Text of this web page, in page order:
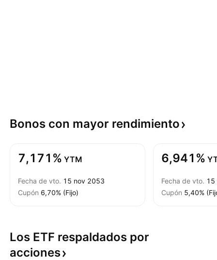
Bonos con mayor rendimiento
7,171% YTM
Fecha de vto. 15 nov 2053
Cupón 6,70% (Fijo)
6,941%
Fecha de vto. 15
Cupón 5,40%
Los ETF respaldados por
acciones